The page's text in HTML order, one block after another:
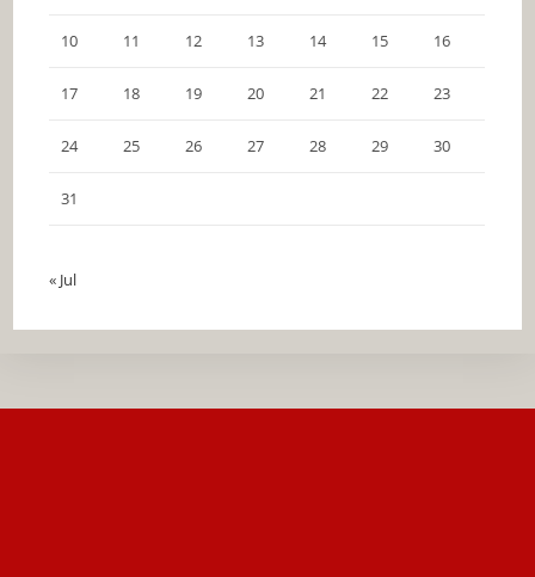
10 11 12 13 14 15 16
17 18 19 20 21 22 23
24 25 26 27 28 29 30
31
« Jul